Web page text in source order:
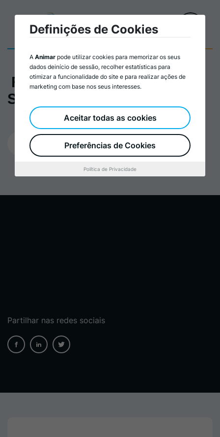
FORMAÇÃO PRIMEIROS
SOCORROS_programa
21/11/2024
Partilhar nas redes sociais
Definições de Cookies
A Animar pode utilizar cookies para memorizar os seus
dados deinício de sessão, recolher estatísticas para
otimizar a funcionalidade do site e para realizar ações de
marketing com base nos seus interesses.
Preferências de Cookies
Aceitar todas as cookies
Política de Privacidade